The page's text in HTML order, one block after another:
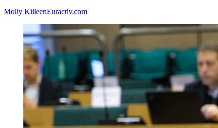
Molly KilleenEuractiv.com